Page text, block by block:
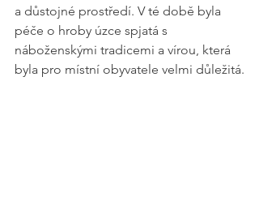
a důstojné prostředí. V té době byla
péče o hroby úzce spjatá s
náboženskými tradicemi a vírou, která
byla pro místní obyvatele velmi důležitá.